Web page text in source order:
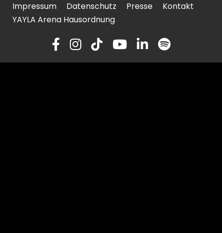
Impressum Datenschutz Presse
Kontakt
YAYLA Arena Hausordnung